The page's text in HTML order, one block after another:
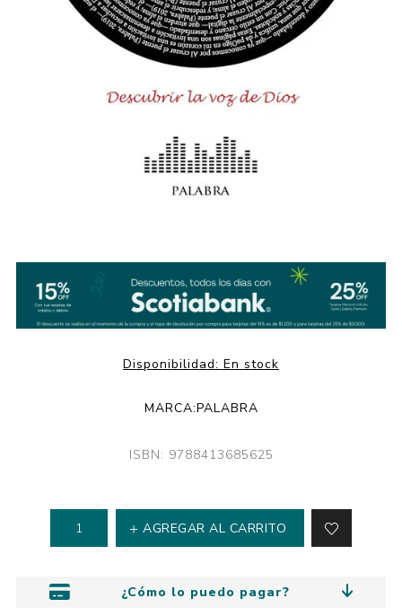
Disponibilidad: En stock
MARCA:PALABRA
ISBN: 9788413685625
AGREGAR AL CARRITO
¿Cómo lo puedo pagar?